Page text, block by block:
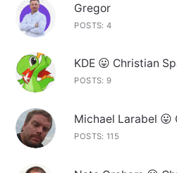
Gregor
POSTS: 4
KDE 😛 Christian
POSTS: 9
Michael Larabel 😛
POSTS: 115